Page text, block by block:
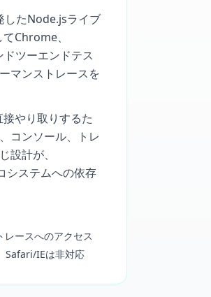
たNode.jsライブ
Chrome、
ツーエンドテス
マンストレースを
やり取りするた
コンソール、トレ
設計が、
システムへの依存
ースへのアクセス
Safari/IEは非対応